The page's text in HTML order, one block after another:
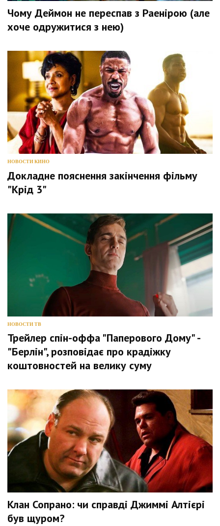
Чому Деймон не переспав з Раенірою (але
хоче одружитися з нею)
НОВОСТИ КИНО
Докладне пояснення закінчення фільму
"Крід 3"
НОВОСТИ ТВ
Трейлер спін-оффа "Паперового Дому" -
"Берлін", розповідає про крадіжку
коштовностей на велику суму
Клан Сопрано: чи справді Джиммі Алтієрі
був щуром?